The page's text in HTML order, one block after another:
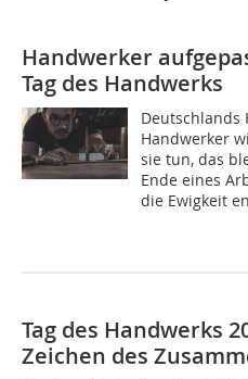
Handwerker
Tag des Handwerks
Deutschlands
Handwerker
sie tun, das
Ende eines
die Ewigkeit
Tag des Handwerks
Zeichen des